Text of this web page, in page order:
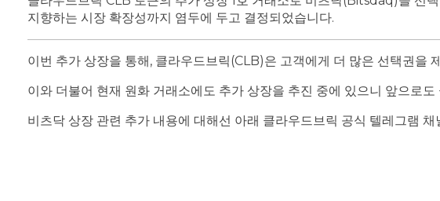
지향하는 시장 확장성까지 염두에 두고 결정되었습니다.
이번 추가 상장을 통해, 클라우드브릭(CLB)은 고객에게 더 많은 선택권을
이와 더불어 현재 원화 거래소에도 추가 상장을 추진 중에 있으니 앞으로
비츠닥 상장 관련 추가 내용에 대해선 아래 클라우드브릭 공식 텔레그램